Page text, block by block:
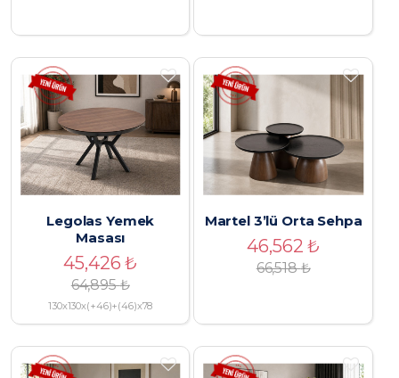
Legolas Yemek
Masası
45,426₺
64,895₺
130x130x(+46)+(46)x78
Martel 3’lü Orta Sehpa
46,562₺
66,518₺